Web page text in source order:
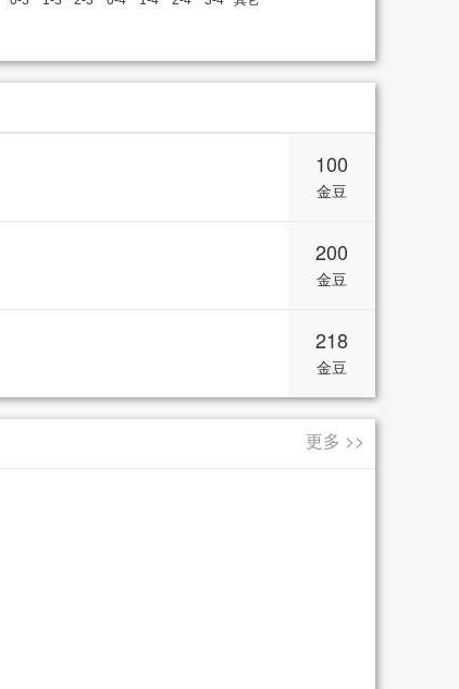
100
金豆
200
金豆
218
金豆
更多 >>